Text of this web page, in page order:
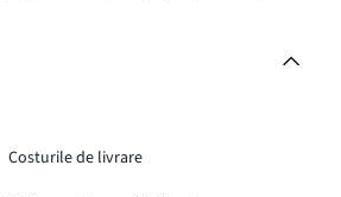
Costurile de livrare